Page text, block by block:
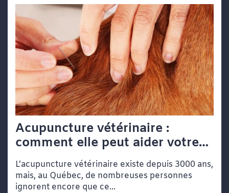
Acupuncture vétérinaire :
comment elle peut aider votre
chien ou votre chat
L’acupuncture vétérinaire existe depuis 3000 ans,
mais, au Québec, de nombreuses personnes
ignorent encore que ce...